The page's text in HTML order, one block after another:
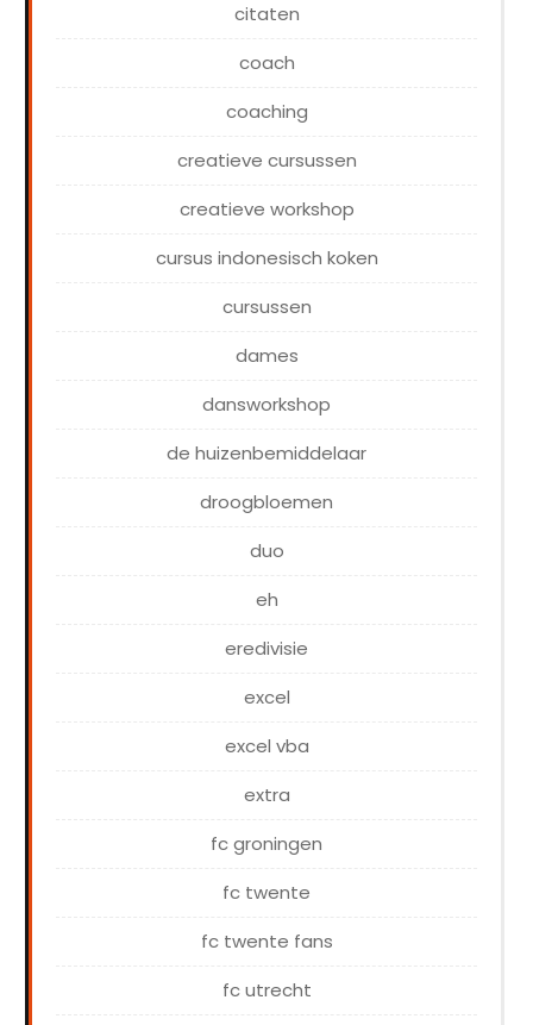
citaten
coach
coaching
creatieve cursussen
creatieve workshop
cursus indonesisch koken
cursussen
dames
dansworkshop
de huizenbemiddelaar
droogbloemen
duo
eh
eredivisie
excel
excel vba
extra
fc groningen
fc twente
fc twente fans
fc utrecht